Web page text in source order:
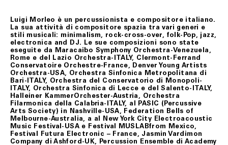
Luigi Morleo è un percussionista e compositore italiano.
La sua attività di compositore spazia tra vari generi e
stili musicali: minimalism, rock-cross-over, folk-Pop, jazz,
electronica and DJ. Le sue composizioni sono state
eseguite da Maracaibo Symphony Orchestra-Venezuela,
Rome e del Lazio Orchestra-ITALY, Clermont-Ferrand
Conservatoire Orchestre-France, Denver Young Artists
Orchestra-USA, Orchestra Sinfonica Metropolitana di
Bari-ITALY, Orchestra del Conservatorio di Monopoli-
ITALY, Orchestra Sinfonica di Lecce e del Salento-ITALY,
Halleiner KammerOrchester-Austria, Orchestra
Filarmonica della Calabria-ITALY, al PASIC (Percussive
Arts Society) in Nashville-USA, Federation Bells of
Melbourne-Australia, a al New York City Electroacoustic
Music Festival-USA e Festival MUSLABfrom Mexico,
Festival Futura Electronic – France, Jasmin Vardimon
Company di Ashford-UK, Percussion Ensemble di Academy